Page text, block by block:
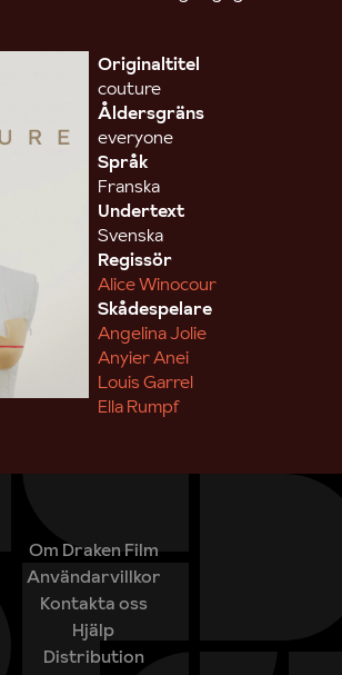
Originaltitel
couture
Åldersgräns
everyone
Språk
Franska
Undertext
Svenska
Regissör
Alice Winocour
Skådespelare
Angelina Jolie
Anyier Anei
Louis Garrel
Ella Rumpf
Om Draken Film
Användarvillkor
Kontakta oss
Hjälp
Distribution